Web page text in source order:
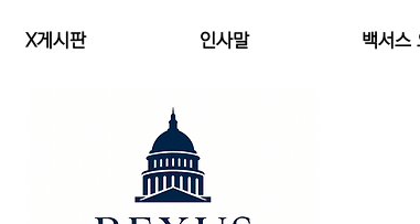
X게시판 인사말 백서스